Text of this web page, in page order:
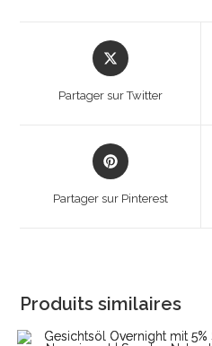
Opens
in
new
Partager sur Twitter
Opens
in
Partager sur Pinterest
Produits similaires